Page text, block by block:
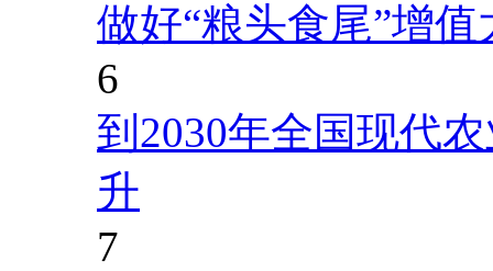
做好“粮头食尾”增值
6
到2030年全国现代
升
7